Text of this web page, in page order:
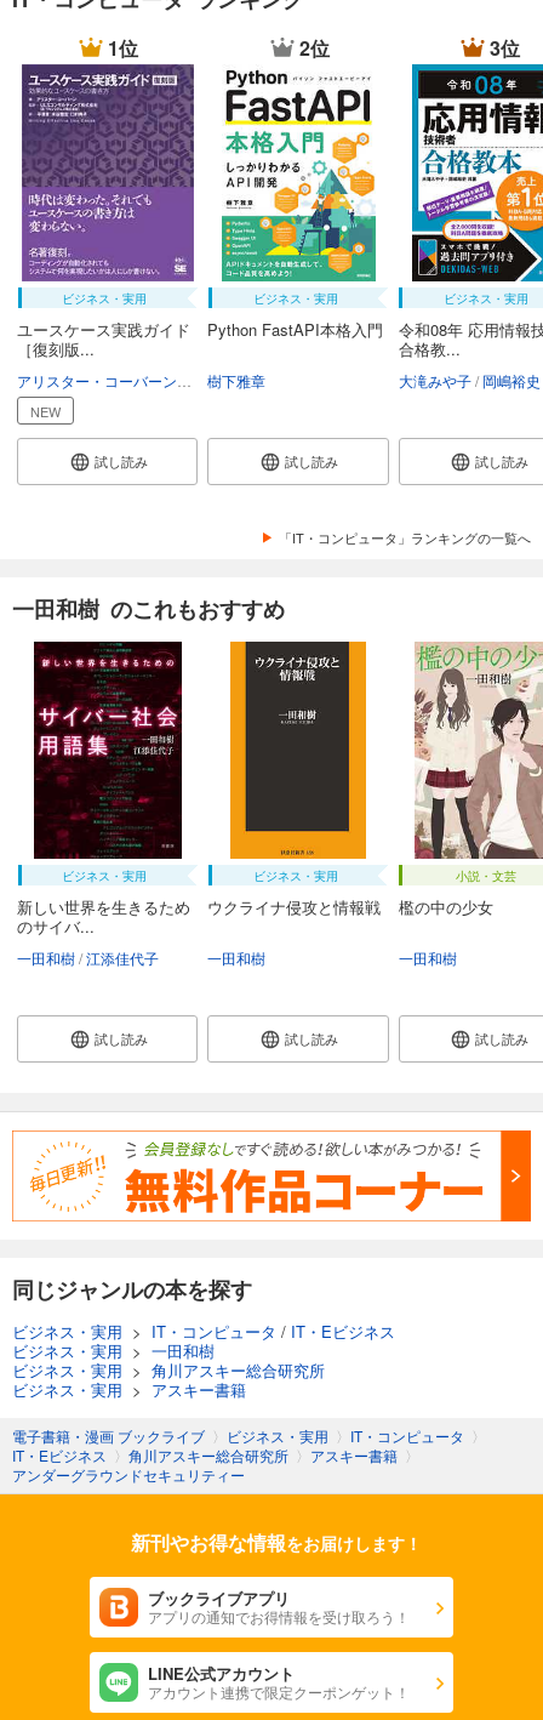
1位
ビジネス・実用
ユースケース実践ガイド
［復刻版...
ULSコンサルティング 水谷雅宏 口村典子
NEW
試し読み
2位
ビジネス・実用
Python FastAPI本格入門
樹下雅章
試し読み
3位
ビジネス・実用
令和08年 応用情報
合格教...
大滝みや子 岡嶋裕史
試し読み
「IT・コンピュータ」ランキングの一覧へ
一田和樹 のこれもおすすめ
ビジネス・実用
新しい世界を生きるため
のサイバ...
一田和樹 江添佳代子
試し読み
ビジネス・実用
ウクライナ侵攻と情報戦
一田和樹
試し読み
小説・文芸
檻の中の少女
一田和樹
試し読み
同じジャンルの本を探す
ビジネス・実用 > IT・コンピュータ / IT・Eビジネス
ビジネス・実用 > 一田和樹
ビジネス・実用 > 角川アスキー総合研究所
ビジネス・実用 > アスキー書籍
電子書籍・漫画 ブックライブ 〉 ビジネス・実用 〉 IT・コンピュータ 〉
IT・Eビジネス 〉 角川アスキー総合研究所 〉 アスキー書籍 〉
アンダーグラウンドセキュリティー
新刊やお得な情報をお届けします！
ブックライブアプリ
アプリの通知でお得情報を受け取ろう！
LINE公式アカウント
アカウント連携で限定クーポンゲット！